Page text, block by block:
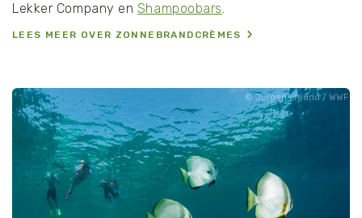
Lekker Company en Shampoobars.
LEES MEER OVER ZONNEBRANDCRÈMES
Jürgen Freund / WWF